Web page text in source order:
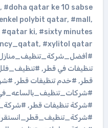
, #doha qatar ke 10 sabse
polybit qatar, #mall,
#qatar ki, #sixty minutes
, #xylitol qatar
تنظيفات في قطر,
قطر, #خدم تنظيفات قطر,
#شركة تنظيفات قطر,